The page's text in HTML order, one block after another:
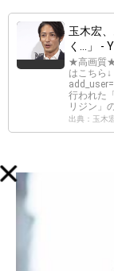
玉木宏
く…」 -
★高画質★
はこちら
行われた
リジン」
出典：玉木